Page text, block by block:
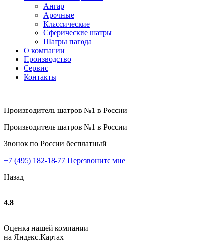
Ангар
Арочные
Классические
Сферические шатры
Шатры пагода
О компании
Производство
Сервис
Контакты
Производитель шатров №1 в России
Производитель шатров №1 в России
Звонок по России бесплатный
+7 (495) 182-18-77 Перезвоните мне
Назад
4.8
Оценка нашей компании
на Яндекс.Картах